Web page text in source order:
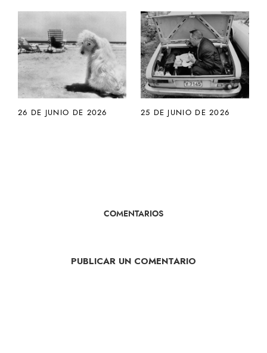
26 DE JUNIO DE 2026 25 DE JUNIO DE 2026
COMENTARIOS
PUBLICAR UN COMENTARIO